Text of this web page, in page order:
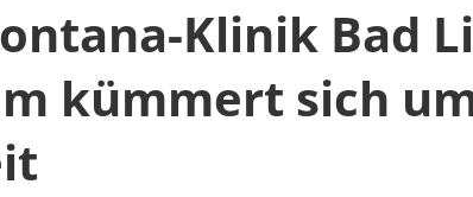
Klinik Bad
kümmert sich